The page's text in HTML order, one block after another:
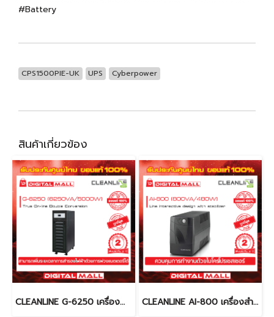
#Battery
CPS1500PIE-UK UPS Cyberpower
สินค้าเกี่ยวข้อง
CLEANLINE G-6250 เครื่องสำรองไฟ (UPS) CLEANLINE AI-800 เครื่องสำรองไฟ (UPS)